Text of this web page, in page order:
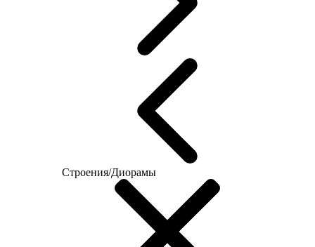
Строения/Диорамы